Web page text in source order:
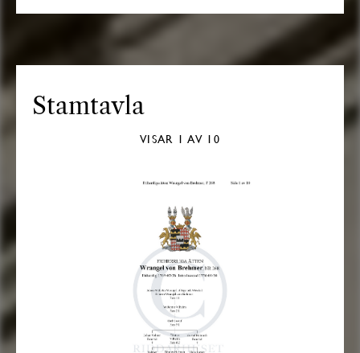
Stamtavla
VISAR 1 AV 10